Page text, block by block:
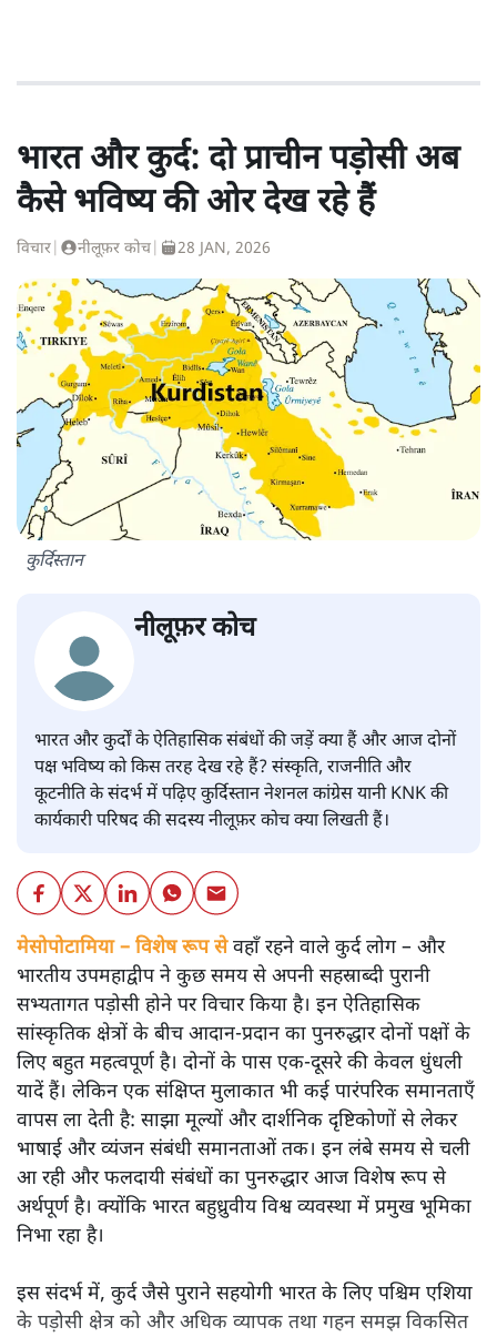
भारत और कुर्द: दो प्राचीन पड़ोसी अब
कैसे भविष्य की ओर देख रहे हैं
विचार नीलूफ़र कोच 28 JAN, 2026
कुर्दिस्तान
नीलूफ़र कोच
भारत और कुर्दों के ऐतिहासिक संबंधों की जड़ें क्या हैं और आज दोनों
पक्ष भविष्य को किस तरह देख रहे हैं? संस्कृति, राजनीति और
कूटनीति के संदर्भ में पढ़िए कुर्दिस्तान नेशनल कांग्रेस यानी KNK की
कार्यकारी परिषद की सदस्य नीलूफ़र कोच क्या लिखती हैं।
मेसोपोटामिया – विशेष रूप सेवहाँ रहने वाले कुर्द लोग – और
भारतीय उपमहाद्वीप ने कुछ समय से अपनी सहस्राब्दी पुरानी
सभ्यतागत पड़ोसी होने पर विचार किया है। इन ऐतिहासिक
सांस्कृतिक क्षेत्रों के बीच आदान-प्रदान का पुनरुद्धार दोनों पक्षों के
लिए बहुत महत्वपूर्ण है। दोनों के पास एक-दूसरे की केवल धुंधली
यादें हैं। लेकिन एक संक्षिप्त मुलाकात भी कई पारंपरिक समानताएँ
वापस ला देती है: साझा मूल्यों और दार्शनिक दृष्टिकोणों से लेकर
भाषाई और व्यंजन संबंधी समानताओं तक। इन लंबे समय से चली
आ रही और फलदायी संबंधों का पुनरुद्धार आज विशेष रूप से
अर्थपूर्ण है। क्योंकि भारत बहुध्रुवीय विश्व व्यवस्था में प्रमुख भूमिका
निभा रहा है।
इस संदर्भ में, कुर्द जैसे पुराने सहयोगी भारत के लिए पश्चिम एशिया
के पड़ोसी क्षेत्र को और अधिक व्यापक तथा गहन समझ विकसित